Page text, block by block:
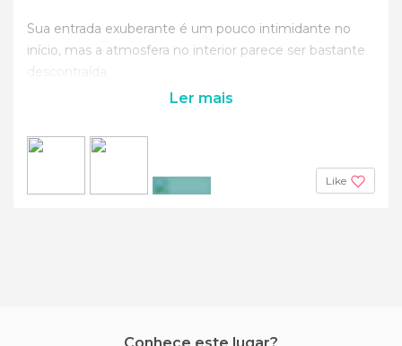
Sua entrada exuberante é um pouco intimidante no
início, mas a atmosfera no interior parece ser bastante
descontraída.
Ler mais
Like